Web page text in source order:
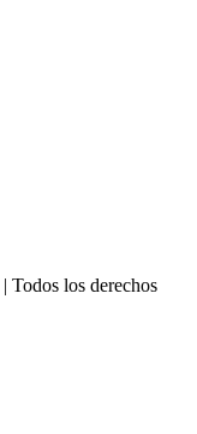
|Todos los derechos